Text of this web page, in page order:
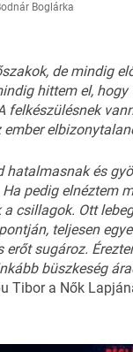
Boglárka
de mindig
hittem el, hogy
felkészülésnek
hatalmasnak és
pedig elnéztem
csillagok. Ott
teljesen
erőt sugároz.
büszkeség
Tibor a Nők